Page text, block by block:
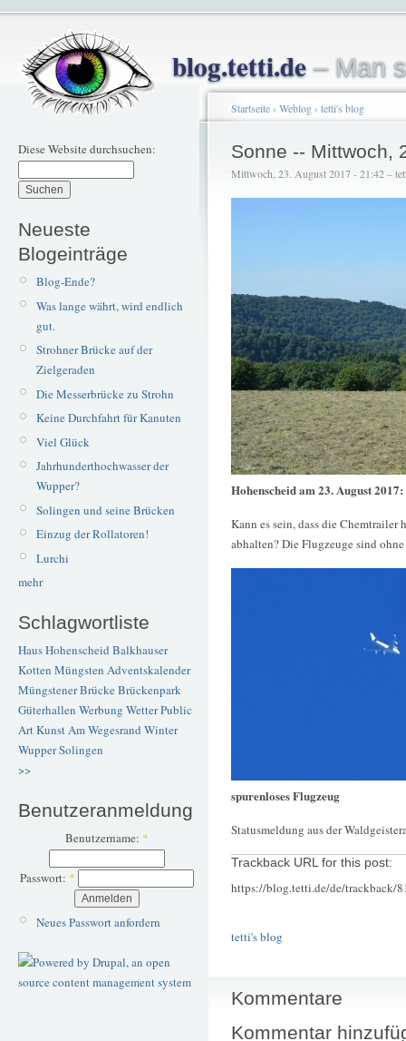
blog.tetti.de– Man
Diese Website durchsuchen:
Neueste
Blogeinträge
Blog-Ende?
Was lange währt, wird endlich
gut.
Strohner Brücke auf der
Zielgeraden
Die Messerbrücke zu Strohn
Keine Durchfahrt für Kanuten
Viel Glück
Jahrhunderthochwasser der
Wupper?
Solingen und seine Brücken
Einzug der Rollatoren!
Lurchi
mehr
Schlagwortliste
Haus Hohenscheid Balkhauser
Kotten Müngsten Adventskalender
Müngstener BrückeBrückenpark
Güterhallen Werbung WetterPublic
ArtKunstAm Wegesrand Winter
WupperSolingen
>>
Benutzeranmeldung
Benutzername: *
Passwort: *
Neues Passwort anfordern
Startseite› Weblog› tetti's blog
Sonne -- Mittwoch,
Mittwoch, 23. August 2017 - 21:42 –
Hohenscheid am 23. August 2017:
Kann es sein, dass die Chemtrailer
abhalten? Die Flugzeuge sind
spurenloses Flugzeug
Statusmeldung aus der
Trackback URL for this post:
https://blog.tetti.de/de/trackback/
tetti's blog
Kommentare
Kommentar